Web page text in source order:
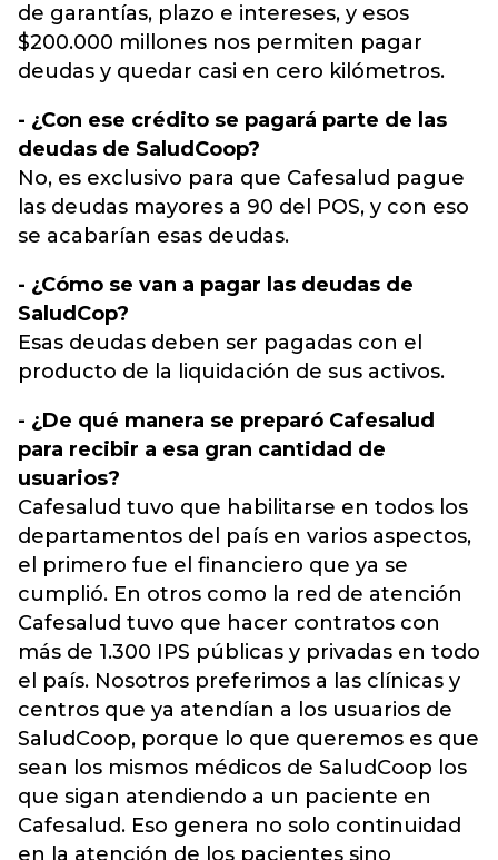
de garantías, plazo e intereses, y esos
$200.000 millones nos permiten pagar
deudas y quedar casi en cero kilómetros.
- ¿Con ese crédito se pagará parte de las
deudas de SaludCoop?
No, es exclusivo para que Cafesalud pague
las deudas mayores a 90 del POS, y con eso
se acabarían esas deudas.
- ¿Cómo se van a pagar las deudas de
SaludCop?
Esas deudas deben ser pagadas con el
producto de la liquidación de sus activos.
- ¿De qué manera se preparó Cafesalud
para recibir a esa gran cantidad de
usuarios?
Cafesalud tuvo que habilitarse en todos los
departamentos del país en varios aspectos,
el primero fue el financiero que ya se
cumplió. En otros como la red de atención
Cafesalud tuvo que hacer contratos con
más de 1.300 IPS públicas y privadas en todo
el país. Nosotros preferimos a las clínicas y
centros que ya atendían a los usuarios de
SaludCoop, porque lo que queremos es que
sean los mismos médicos de SaludCoop los
que sigan atendiendo a un paciente en
Cafesalud. Eso genera no solo continuidad
en la atención de los pacientes sino